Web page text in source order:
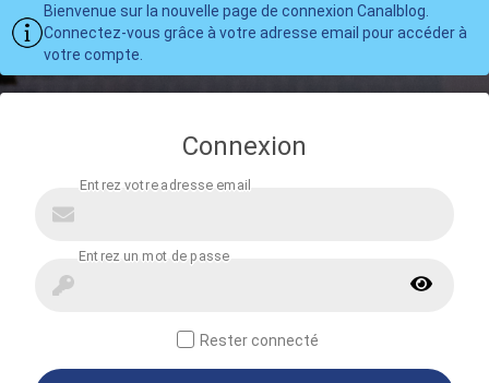
Bienvenue sur la nouvelle page de connexion Canalblog.
Connectez-vous grâce à votre adresse email pour accéder à
votre compte.
Connexion
Rester connecté